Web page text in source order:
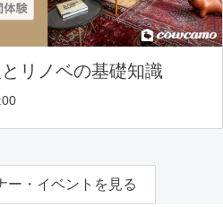
リノベの基礎知識
ー・イベントを見る